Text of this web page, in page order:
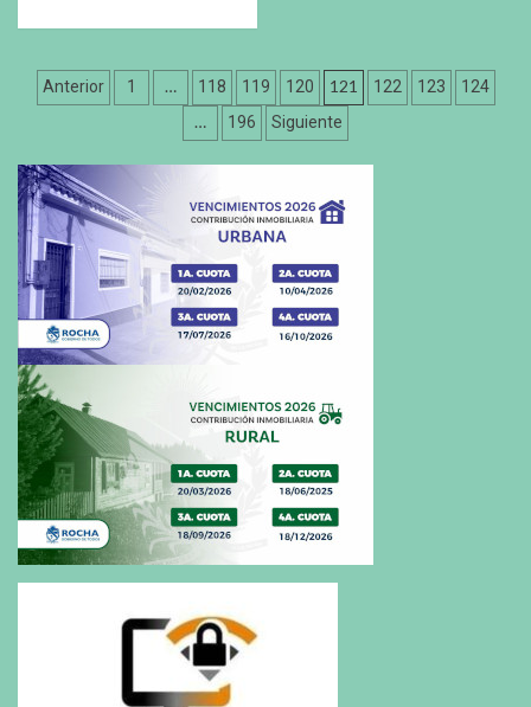
Paginación
entradas
Anterior 1 … 118 119 120 121 122 123 124
… 196 Siguiente